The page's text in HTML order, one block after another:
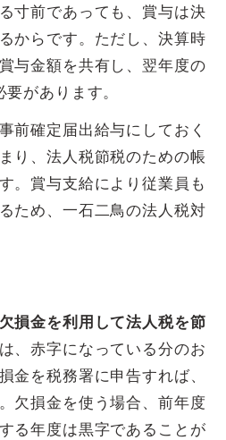
寸前であっても、賞与は決
からです。ただし、決算時
与金額を共有し、翌年度の
があります。
前確定届出給与にしておく
り、法人税節税のための帳
。賞与支給により従業員も
ため、一石二鳥の法人税対
損金を利用して法人税を節
、赤字になっている分のお
金を税務署に申告すれば、
欠損金を使う場合、前年度
る年度は黒字であることが